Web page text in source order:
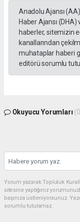
Anadolu Ajansı
Haber Ajansı
haberler, sitemizin
kanallarından
muhataplar haberi
editörü sorumlu
Okuyucu Yorumları
Yorum yazarak Topluluk
sitesine yaptığınız
başınıza üstleniyorsunuz.
sorumlu tutulamaz.